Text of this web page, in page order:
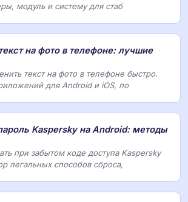
модуль и систему для стаб
на фото в телефоне: лучшие
текст на фото в телефоне быстро.
для Android и iOS, по
Kaspersky на Android: методы
при забытом коде доступа Kaspersky
легальных способов сброса,